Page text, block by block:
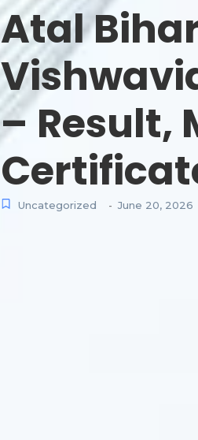
Atal
– Result,
Uncategorized - June 20, 2026